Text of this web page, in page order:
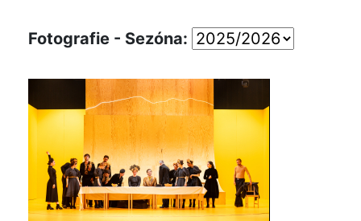
Fotografie - Sezóna: